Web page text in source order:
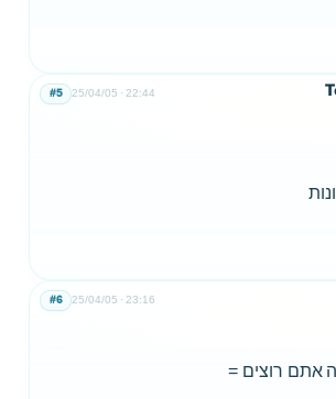
25/04/05 22:44
#5
25/04/05 23:16
#6
אתם רוצים =